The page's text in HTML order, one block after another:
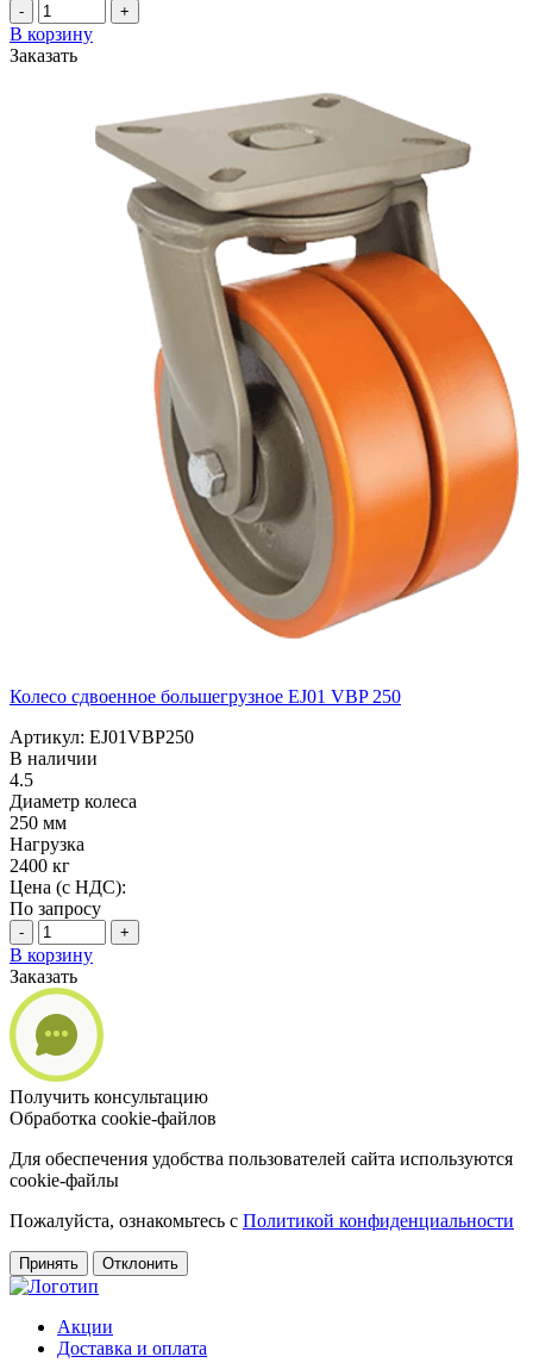
- +
В корзину
Заказать
Колесо сдвоенное большегрузное EJ01 VBP 250
Артикул: EJ01VBP250
В наличии
4.5
Диаметр колеса
250 мм
Нагрузка
2400 кг
Цена (с НДС):
По запросу
- +
В корзину
Заказать
Получить консультацию
Обработка cookie-файлов
Для обеспечения удобства пользователей сайта используются
cookie-файлы
Пожалуйста, ознакомьтесь с Политикой конфиденциальности
Принять Отклонить
Акции
Доставка и оплата